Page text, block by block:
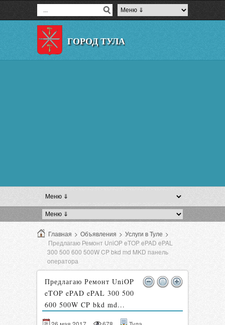
ГОРОД ТУЛА
Главная > Объявления > Услуги в Туле >
Предлагаю Ремонт UniOP eTOP ePAD ePAL
300 500 600 500W CP bkd md MKD панель
оператора
Предлагаю Ремонт UniOP
eTOP ePAD ePAL 300 500
600 500W CP bkd md...